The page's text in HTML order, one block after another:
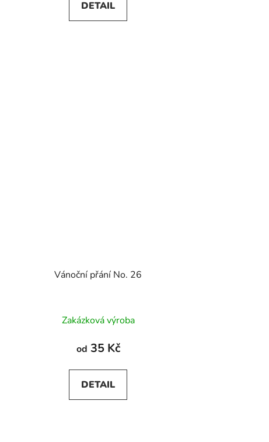
DETAIL
Vánoční přání No. 26
Zakázková výroba
od 35 Kč
DETAIL